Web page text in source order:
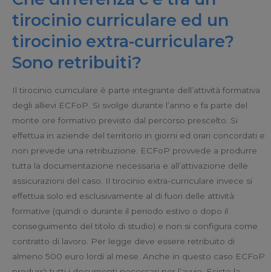
tirocinio curriculare ed un
tirocinio extra-curriculare?
Sono retribuiti?
Il tirocinio curriculare è parte integrante dell’attività formativa
degli allievi ECFoP. Si svolge durante l’anno e fa parte del
monte ore formativo previsto dal percorso prescelto. Si
effettua in aziende del territorio in giorni ed orari concordati e
non prevede una retribuzione. ECFoP provvede a produrre
tutta la documentazione necessaria e all’attivazione delle
assicurazioni del caso. Il tirocinio extra-curriculare invece si
effettua solo ed esclusivamente al di fuori delle attività
formative (quindi o durante il periodo estivo o dopo il
conseguimento del titolo di studio) e non si configura come
contratto di lavoro. Per legge deve essere retribuito di
almeno 500 euro lordi al mese. Anche in questo caso ECFoP